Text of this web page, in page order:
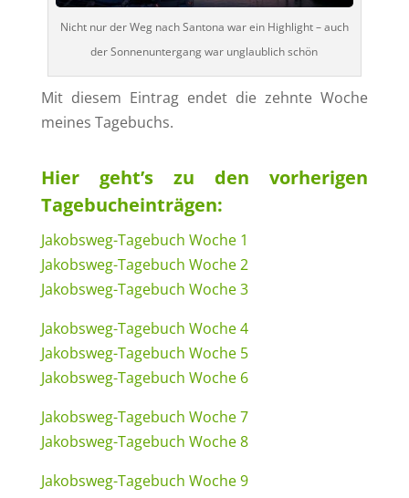
Nicht nur der Weg nach Santona war ein Highlight – auch
der Sonnenuntergang war unglaublich schön
Mit diesem Eintrag endet die zehnte Woche
meines Tagebuchs.
Hier geht’s zu den vorherigen
Tagebucheinträgen:
Jakobsweg-Tagebuch Woche 1
Jakobsweg-Tagebuch Woche 2
Jakobsweg-Tagebuch Woche 3
Jakobsweg-Tagebuch Woche 4
Jakobsweg-Tagebuch Woche 5
Jakobsweg-Tagebuch Woche 6
Jakobsweg-Tagebuch Woche 7
Jakobsweg-Tagebuch Woche 8
Jakobsweg-Tagebuch Woche 9